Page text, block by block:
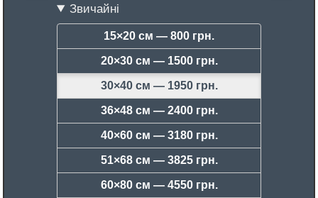
Звичайні
15×20 см — 800 грн.
20×30 см — 1500 грн.
30×40 см — 1950 грн.
36×48 см — 2400 грн.
40×60 см — 3180 грн.
51×68 см — 3825 грн.
60×80 см — 4550 грн.